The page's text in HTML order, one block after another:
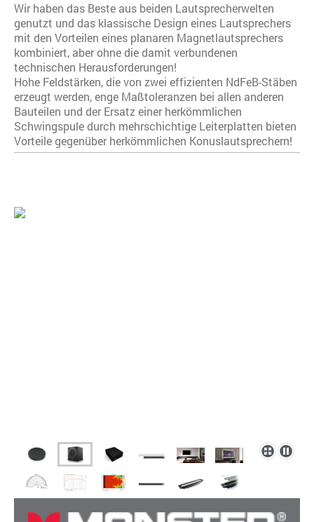
Wir haben das Beste aus beiden Lautsprecherwelten
genutzt und das klassische Design eines Lautsprechers
mit den Vorteilen eines planaren Magnetlautsprechers
kombiniert, aber ohne die damit verbundenen
technischen Herausforderungen!
Hohe Feldstärken, die von zwei effizienten NdFeB-Stäben
erzeugt werden, enge Maßtoleranzen bei allen anderen
Bauteilen und der Ersatz einer herkömmlichen
Schwingspule durch mehrschichtige Leiterplatten bieten
Vorteile gegenüber herkömmlichen Konuslautsprechern!